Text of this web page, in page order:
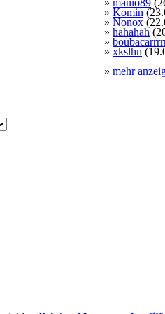
» manio89
» Komin
» Nonox
» hahahah
»
» xkslhn
» mehr